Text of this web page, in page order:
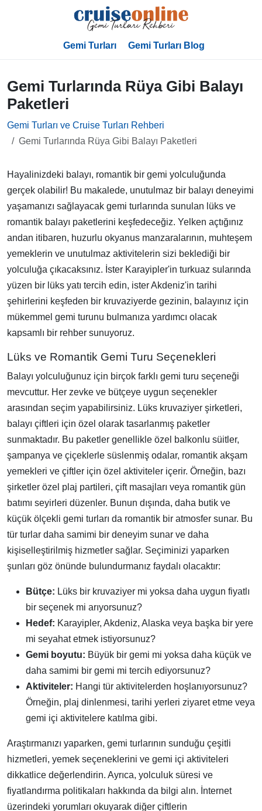
Gemi Turları Gemi Turları Blog
Gemi Turlarında Rüya Gibi Balayı
Paketleri
Gemi Turları ve Cruise Turları Rehberi
Gemi Turlarında Rüya Gibi Balayı Paketleri
Hayalinizdeki balayı, romantik bir gemi yolculuğunda
gerçek olabilir! Bu makalede, unutulmaz bir balayı deneyimi
yaşamanızı sağlayacak gemi turlarında sunulan lüks ve
romantik balayı paketlerini keşfedeceğiz. Yelken açtığınız
andan itibaren, huzurlu okyanus manzaralarının, muhteşem
yemeklerin ve unutulmaz aktivitelerin sizi beklediği bir
yolculuğa çıkacaksınız. İster Karayipler'in turkuaz sularında
yüzen bir lüks yatı tercih edin, ister Akdeniz'in tarihi
şehirlerini keşfeden bir kruvaziyerde gezinin, balayınız için
mükemmel gemi turunu bulmanıza yardımcı olacak
kapsamlı bir rehber sunuyoruz.
Lüks ve Romantik Gemi Turu Seçenekleri
Balayı yolculuğunuz için birçok farklı gemi turu seçeneği
mevcuttur. Her zevke ve bütçeye uygun seçenekler
arasından seçim yapabilirsiniz. Lüks kruvaziyer şirketleri,
balayı çiftleri için özel olarak tasarlanmış paketler
sunmaktadır. Bu paketler genellikle özel balkonlu süitler,
şampanya ve çiçeklerle süslenmiş odalar, romantik akşam
yemekleri ve çiftler için özel aktiviteler içerir. Örneğin, bazı
şirketler özel plaj partileri, çift masajları veya romantik gün
batımı seyirleri düzenler. Bunun dışında, daha butik ve
küçük ölçekli gemi turları da romantik bir atmosfer sunar. Bu
tür turlar daha samimi bir deneyim sunar ve daha
kişiselleştirilmiş hizmetler sağlar. Seçiminizi yaparken
şunları göz önünde bulundurmanız faydalı olacaktır:
Bütçe: Lüks bir kruvaziyer mi yoksa daha uygun fiyatlı
bir seçenek mi arıyorsunuz?
Hedef: Karayipler, Akdeniz, Alaska veya başka bir yere
mi seyahat etmek istiyorsunuz?
Gemi boyutu: Büyük bir gemi mi yoksa daha küçük ve
daha samimi bir gemi mi tercih ediyorsunuz?
Aktiviteler: Hangi tür aktivitelerden hoşlanıyorsunuz?
Örneğin, plaj dinlenmesi, tarihi yerleri ziyaret etme veya
gemi içi aktivitelere katılma gibi.
Araştırmanızı yaparken, gemi turlarının sunduğu çeşitli
hizmetleri, yemek seçeneklerini ve gemi içi aktiviteleri
dikkatlice değerlendirin. Ayrıca, yolculuk süresi ve
fiyatlandırma politikaları hakkında da bilgi alın. İnternet
üzerindeki yorumları okuyarak diğer çiftlerin